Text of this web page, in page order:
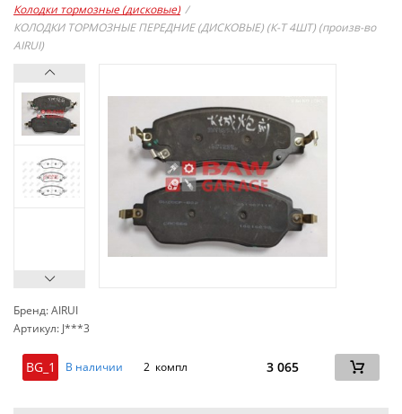
Колодки тормозные (дисковые) /
КОЛОДКИ ТОРМОЗНЫЕ ПЕРЕДНИЕ (ДИСКОВЫЕ) (К-Т 4ШТ) (произв-во
AIRUI)
Бренд: AIRUI
Артикул: J***3
BG_1 В наличии 2 компл 3 065